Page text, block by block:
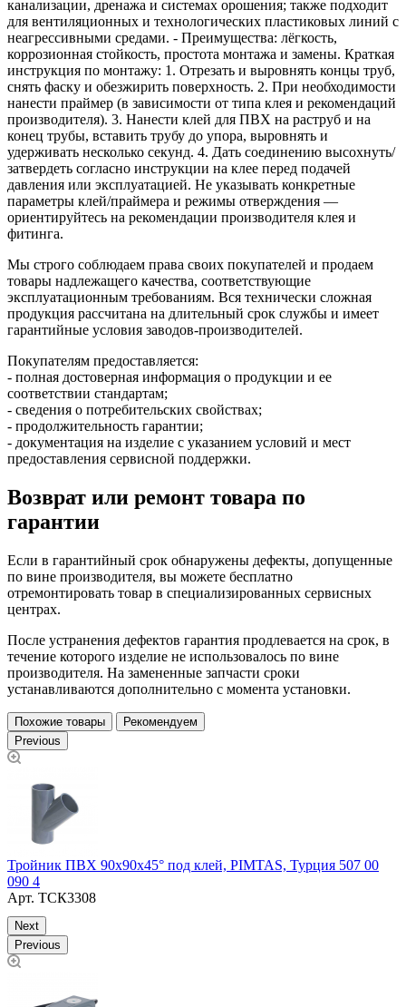
канализации, дренажа и системах орошения; также подходит
для вентиляционных и технологических пластиковых линий с
неагрессивными средами. - Преимущества: лёгкость,
коррозионная стойкость, простота монтажа и замены. Краткая
инструкция по монтажу: 1. Отрезать и выровнять концы труб,
снять фаску и обезжирить поверхность. 2. При необходимости
нанести праймер (в зависимости от типа клея и рекомендаций
производителя). 3. Нанести клей для ПВХ на раструб и на
конец трубы, вставить трубу до упора, выровнять и
удерживать несколько секунд. 4. Дать соединению высохнуть/
затвердеть согласно инструкции на клее перед подачей
давления или эксплуатацией. Не указывать конкретные
параметры клей/праймера и режимы отверждения —
ориентируйтесь на рекомендации производителя клея и
фитинга.
Мы строго соблюдаем права своих покупателей и продаем
товары надлежащего качества, соответствующие
эксплуатационным требованиям. Вся технически сложная
продукция рассчитана на длительный срок службы и имеет
гарантийные условия заводов-производителей.
Покупателям предоставляется:
- полная достоверная информация о продукции и ее
соответствии стандартам;
- сведения о потребительских свойствах;
- продолжительность гарантии;
- документация на изделие с указанием условий и мест
предоставления сервисной поддержки.
Возврат или ремонт товара по
гарантии
Если в гарантийный срок обнаружены дефекты, допущенные
по вине производителя, вы можете бесплатно
отремонтировать товар в специализированных сервисных
центрах.
После устранения дефектов гарантия продлевается на срок, в
течение которого изделие не использовалось по вине
производителя. На замененные запчасти сроки
устанавливаются дополнительно с момента установки.
Похожие товары
Рекомендуем
Previous
Тройник ПВХ 90х90х45° под клей, PIMTAS, Турция 507 00
090 4
Арт. ТСК3308
Next
Previous